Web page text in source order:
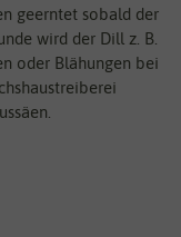
geerntet sobald der
wird der Dill z. B.
oder Blähungen bei